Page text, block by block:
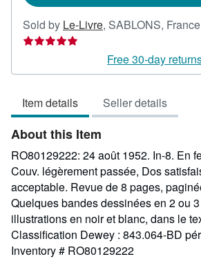
Sold by Le-Livre, SABLONS, France
Free 30-day
Item details Seller details
About this Item
RO80129222: 24 août 1952. In-8. En
Couv. légèrement passée, Dos
acceptable. Revue de 8 pages,
Quelques bandes dessinées en 2 ou
illustrations en noir et blanc, dans le
Classification Dewey : 843.064-BD
Inventory # RO80129222